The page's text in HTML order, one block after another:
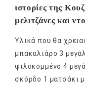
ιστορίες της
μελιτζάνες και
Υλικά που θα
μπακαλιάρο 3
ψιλοκομμένο 4
σκόρδο 1 ματσάκι